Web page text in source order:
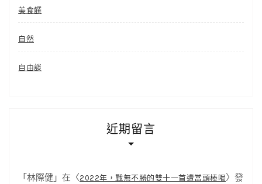
美食饌
自然
自由談
近期留言
「 林際健 」在〈2022年，戰無不勝的雙十一首遭當頭棒喝〉發